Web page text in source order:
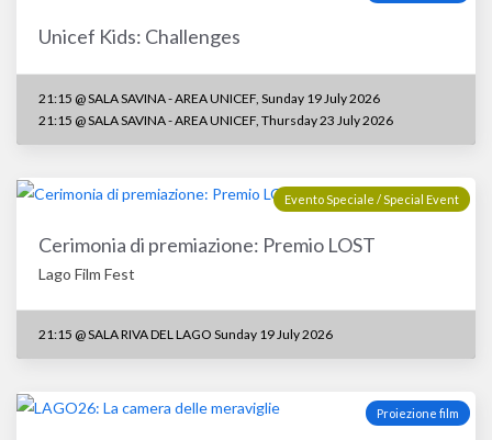
Unicef Kids: Challenges
21:15 @ SALA SAVINA - AREA UNICEF, Sunday 19 July 2026
21:15 @ SALA SAVINA - AREA UNICEF, Thursday 23 July 2026
Evento Speciale / Special Event
Cerimonia di premiazione: Premio LOST
Lago Film Fest
21:15 @SALA RIVA DEL LAGO Sunday 19 July 2026
Proiezione film